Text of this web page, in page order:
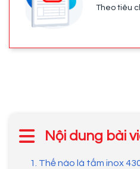
Theo tiêu
Nội dung bài
1. Thế nào là tấm inox